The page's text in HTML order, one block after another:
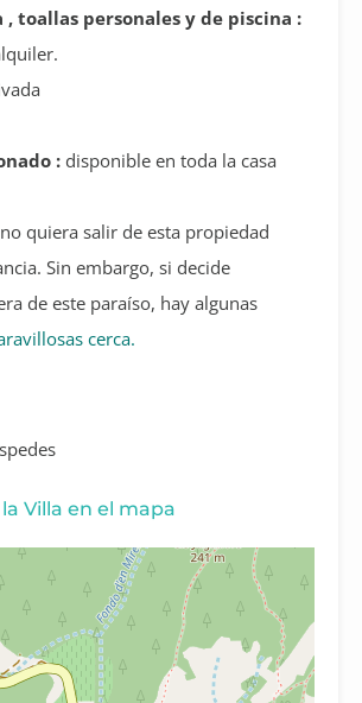
, toallas personales y de piscina :
: disponible en toda la casa
quiera salir de esta propiedad
Sin embargo, si decide
de este paraíso, hay algunas
cerca.
Villa en el mapa